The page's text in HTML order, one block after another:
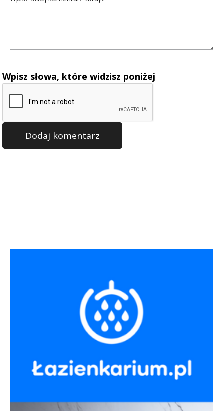
Wpisz słowa, które widzisz poniżej